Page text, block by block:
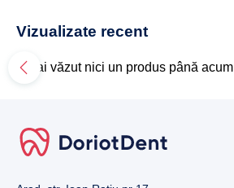
Vizualizate recent
Nu ai văzut nici un produs până acum